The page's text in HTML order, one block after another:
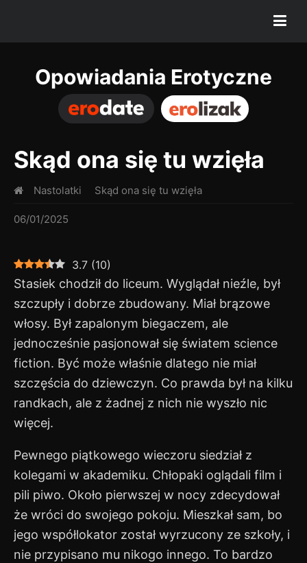
Opowiadania Erotyczne
Skąd ona się tu wzięła
Nastolatki Skąd ona się tu wzięła
06/01/2025
3.7 (10)
Stasiek chodził do liceum. Wyglądał nieźle, był
szczupły i dobrze zbudowany. Miał brązowe
włosy. Był zapalonym biegaczem, ale
jednocześnie pasjonował się światem science
fiction. Być może właśnie dlatego nie miał
szczęścia do dziewczyn. Co prawda był na kilku
randkach, ale z żadnej z nich nie wyszło nic
więcej.
Pewnego piątkowego wieczoru siedział z
kolegami w akademiku. Chłopaki oglądali film i
pili piwo. Około pierwszej w nocy zdecydował
że wróci do swojego pokoju. Mieszkał sam, bo
jego współlokator został wyrzucony ze szkoły, i
nie przypisano mu nikogo innego. To bardzo